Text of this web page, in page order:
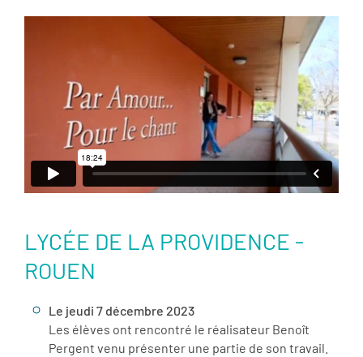
LYCÉE DE LA PROVIDENCE -
ROUEN
Le jeudi 7 décembre 2023
Les élèves ont rencontré le réalisateur Benoît
Pergent venu présenter une partie de son travail.